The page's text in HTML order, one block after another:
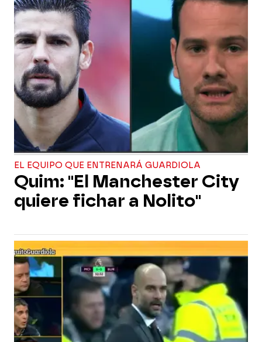
EL EQUIPO QUE ENTRENARÁ GUARDIOLA
Quim: "El Manchester City
quiere fichar a Nolito"